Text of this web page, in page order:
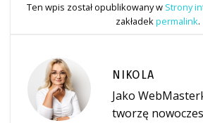
Ten wpis został opublikowany w Strony
zakładekpermalink.
NIKOLA
Jako
tworzę